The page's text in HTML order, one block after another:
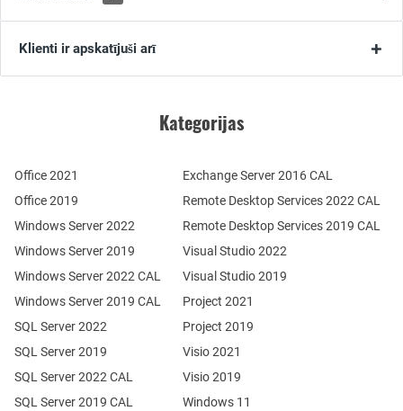
Klienti ir apskatījuši arī
Kategorijas
Office 2021
Office 2019
Windows Server 2022
Windows Server 2019
SQL Server 2022
SQL Server 2019
Windows Server 2022 CAL
Windows Server 2019 CAL
SQL Server 2022 CAL
SQL Server 2019 CAL
Remote Desktop Services 2022 CAL
Remote Desktop Services 2019 CAL
Exchange Server 2016 CAL
Visual Studio 2022
Visual Studio 2019
Project 2021
Project 2019
Visio 2021
Visio 2019
Windows 11